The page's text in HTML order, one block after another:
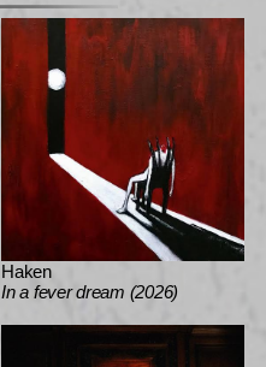
Haken
In a fever dream (2026)